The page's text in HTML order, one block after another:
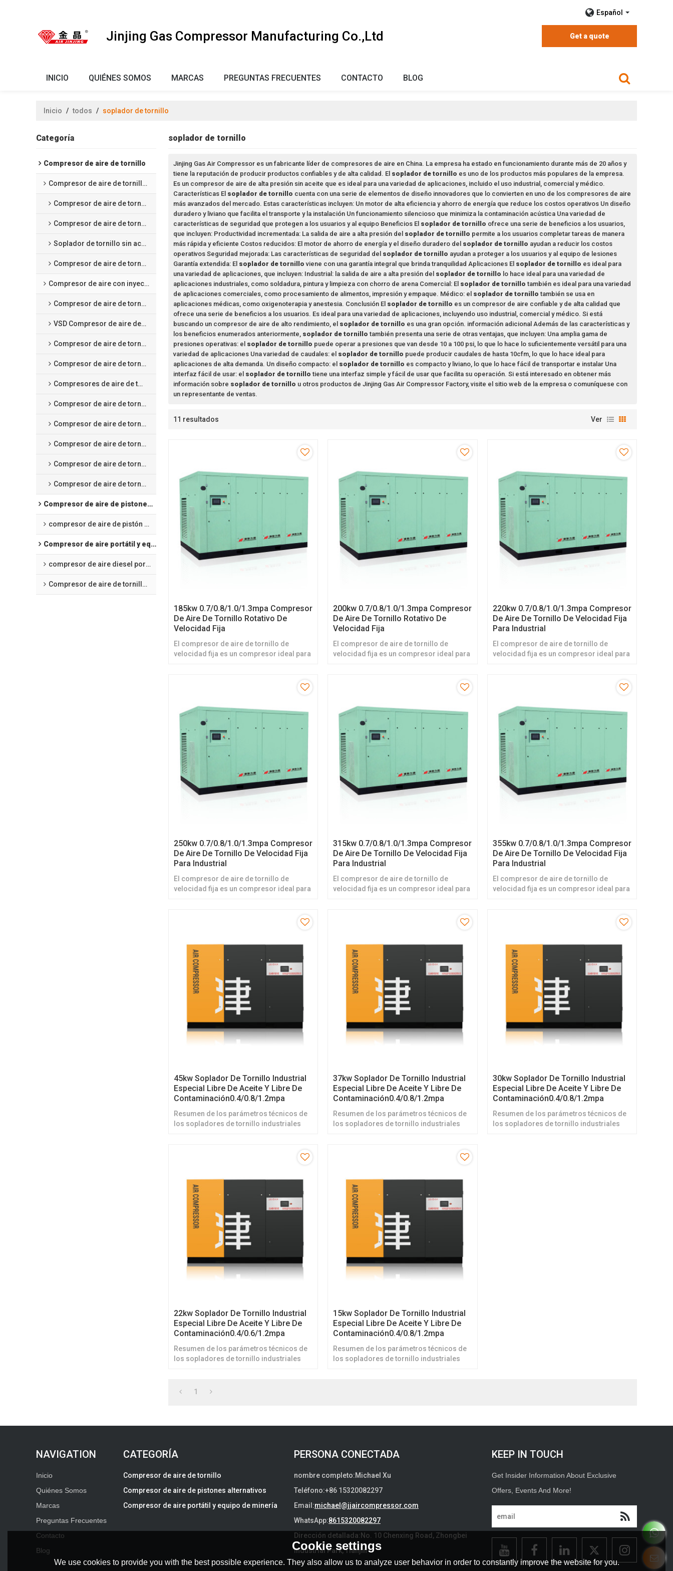
Español
Jinjing Gas Compressor Manufacturing Co.,Ltd Get a quote
INICIO QUIÉNES SOMOS MARCAS PREGUNTAS FRECUENTES CONTACTO BLOG
Inicio / todos / soplador de tornillo
Categoría
Compresor de aire de tornillo
Compresor de aire de tornillo sin aceite
Compresor de aire de tornillo lubricado por agua
Compresor de aire de tornillo tipo seco
Soplador de tornillo sin aceite
Compresor de aire de tornillo scroll sin aceite
Compresor de aire con inyección de aceite
Compresor de aire de tornillo de velocidad fija
VSD Compresor de aire de tornillo a velocidad variable
Compresor de aire de tornillo con magneto permanente VSD
Compresor de aire de tornillo a baja presión
Compresores de aire de tornillo de media presión
Compresor de aire de tornillo de dos etapas de velocidad fija
Compresor de aire de tornillo de dos etapas con magneto permanente VSD
Compresor de aire de tornillo 4 en 1 integrado
Compresor de aire de tornillo para corte láser
Compresor de aire de tornillo de frecuencia variable de imanes permanentes refrigerado por aceite
Compresor de aire de pistones alternativos
compresor de aire de pistón de presión media
Compresor de aire portátil y equipo de minería
compresor de aire diesel portátil
Compresor de aire de tornillo portátil eléctrico
soplador de tornillo
Jinjing Gas Air Compressor es un fabricante líder de compresores de aire en China. La empresa ha estado en funcionamiento durante más de 20 años y
tiene la reputación de producir productos confiables y de alta calidad. El soplador de tornillo es uno de los productos más populares de la empresa.
Es un compresor de aire de alta presión sin aceite que es ideal para una variedad de aplicaciones, incluido el uso industrial, comercial y médico.
Características El soplador de tornillo cuenta con una serie de elementos de diseño innovadores que lo convierten en uno de los compresores de aire
más avanzados del mercado. Estas características incluyen: Un motor de alta eficiencia y ahorro de energía que reduce los costos operativos Un diseño
duradero y liviano que facilita el transporte y la instalación Un funcionamiento silencioso que minimiza la contaminación acústica Una variedad de
características de seguridad que protegen a los usuarios y al equipo Beneficios El soplador de tornillo ofrece una serie de beneficios a los usuarios,
que incluyen: Productividad incrementada: La salida de aire a alta presión del soplador de tornillo permite a los usuarios completar tareas de manera
más rápida y eficiente Costos reducidos: El motor de ahorro de energía y el diseño duradero del soplador de tornillo ayudan a reducir los costos
operativos Seguridad mejorada: Las características de seguridad del soplador de tornillo ayudan a proteger a los usuarios y al equipo de lesiones
Garantía extendida: El soplador de tornillo viene con una garantía integral que brinda tranquilidad Aplicaciones El soplador de tornillo es ideal para
una variedad de aplicaciones, que incluyen: Industrial: la salida de aire a alta presión del soplador de tornillo lo hace ideal para una variedad de
aplicaciones industriales, como soldadura, pintura y limpieza con chorro de arena Comercial: El soplador de tornillo también es ideal para una variedad
de aplicaciones comerciales, como procesamiento de alimentos, impresión y empaque. Médico: el soplador de tornillo también se usa en
aplicaciones médicas, como oxigenoterapia y anestesia. Conclusión El soplador de tornillo es un compresor de aire confiable y de alta calidad que
ofrece una serie de beneficios a los usuarios. Es ideal para una variedad de aplicaciones, incluyendo uso industrial, comercial y médico. Si está
buscando un compresor de aire de alto rendimiento, el soplador de tornillo es una gran opción. información adicional Además de las características y
los beneficios enumerados anteriormente, soplador de tornillo también presenta una serie de otras ventajas, que incluyen: Una amplia gama de
presiones operativas: el soplador de tornillo puede operar a presiones que van desde 10 a 100 psi, lo que lo hace lo suficientemente versátil para una
variedad de aplicaciones Una variedad de caudales: el soplador de tornillo puede producir caudales de hasta 10cfm, lo que lo hace ideal para
aplicaciones de alta demanda. Un diseño compacto: el soplador de tornillo es compacto y liviano, lo que lo hace fácil de transportar e instalar Una
interfaz fácil de usar: el soplador de tornillo tiene una interfaz simple y fácil de usar que facilita su operación. Si está interesado en obtener más
información sobre soplador de tornillo u otros productos de Jinjing Gas Air Compressor Factory, visite el sitio web de la empresa o comuníquese con
un representante de ventas.
11 resultados Ver
185kw 0.7/0.8/1.0/1.3mpa Compresor
De Aire De Tornillo Rotativo De
Velocidad Fija
El compresor de aire de tornillo de
velocidad fija es un compresor ideal para
200kw 0.7/0.8/1.0/1.3mpa Compresor
De Aire De Tornillo Rotativo De
Velocidad Fija
El compresor de aire de tornillo de
velocidad fija es un compresor ideal para
220kw 0.7/0.8/1.0/1.3mpa Compresor
De Aire De Tornillo De Velocidad Fija
Para Industrial
El compresor de aire de tornillo de
velocidad fija es un compresor ideal para
250kw 0.7/0.8/1.0/1.3mpa Compresor
De Aire De Tornillo De Velocidad Fija
Para Industrial
El compresor de aire de tornillo de
velocidad fija es un compresor ideal para
315kw 0.7/0.8/1.0/1.3mpa Compresor
De Aire De Tornillo De Velocidad Fija
Para Industrial
El compresor de aire de tornillo de
velocidad fija es un compresor ideal para
355kw 0.7/0.8/1.0/1.3mpa Compresor
De Aire De Tornillo De Velocidad Fija
Para Industrial
El compresor de aire de tornillo de
velocidad fija es un compresor ideal para
45kw Soplador De Tornillo Industrial
Especial Libre De Aceite Y Libre De
Contaminación0.4/0.8/1.2mpa
Resumen de los parámetros técnicos de
los sopladores de tornillo industriales
37kw Soplador De Tornillo Industrial
Especial Libre De Aceite Y Libre De
Contaminación0.4/0.8/1.2mpa
Resumen de los parámetros técnicos de
los sopladores de tornillo industriales
30kw Soplador De Tornillo Industrial
Especial Libre De Aceite Y Libre De
Contaminación0.4/0.8/1.2mpa
Resumen de los parámetros técnicos de
los sopladores de tornillo industriales
22kw Soplador De Tornillo Industrial
Especial Libre De Aceite Y Libre De
Contaminación0.4/0.6/1.2mpa
Resumen de los parámetros técnicos de
los sopladores de tornillo industriales
15kw Soplador De Tornillo Industrial
Especial Libre De Aceite Y Libre De
Contaminación0.4/0.8/1.2mpa
Resumen de los parámetros técnicos de
los sopladores de tornillo industriales
1
Inicio
Quiénes Somos
Marcas
Preguntas Frecuentes
Contacto
Blog
CATEGORÍA
Compresor de aire de tornillo
Compresor de aire de pistones alternativos
Compresor de aire portátil y equipo de minería
PERSONA CONECTADA
nombre completo:Michael Xu
Teléfono:+86 15320082297
Email:michael@jjaircompressor.com
WhatsApp:8615320082297
Dirección detallada: No. 10 Chenxing Road, Zhongbei
Industrial Park, Tianjin
KEEP IN TOUCH
Cookie settings
We use cookies to provide you with the best possible experience. They also allow us to analyze user behavior in order to constantly improve the website for you.